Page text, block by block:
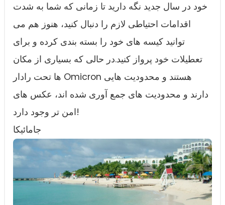
خود در سال جدید نگه دارید تا زمانی که شما به شدت
اقدامات احتیاطی لازم را دنبال کنید، هنوز هم می
توانید کیسه های خود را بسته بندی کرده و برای
تعطیلات خود پرواز کنید.در حالی که بسیاری از مکان
ها تحت رادار Omicron هستند و محدودیت هایی
دارند و محدودیت های جمع آوری شده اند، عکس های
امن تر وجود دارد!
جامائیکا